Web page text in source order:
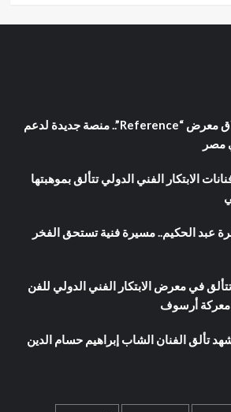
آلاء الرفاعي تعلن انطلاق معرض “Reference”.. منصة جديدة لدعم
مصر
الابتكار الفني الدولي تتألق بموهبتها
زهرة عبد الحكيم.. مسيرة فنية تستحق الفخر
تتألق في معرض الابتكار الفني الدولي للفن
معركة أرسوف
تألق الفنان الشاب إبراهيم حسام الدين